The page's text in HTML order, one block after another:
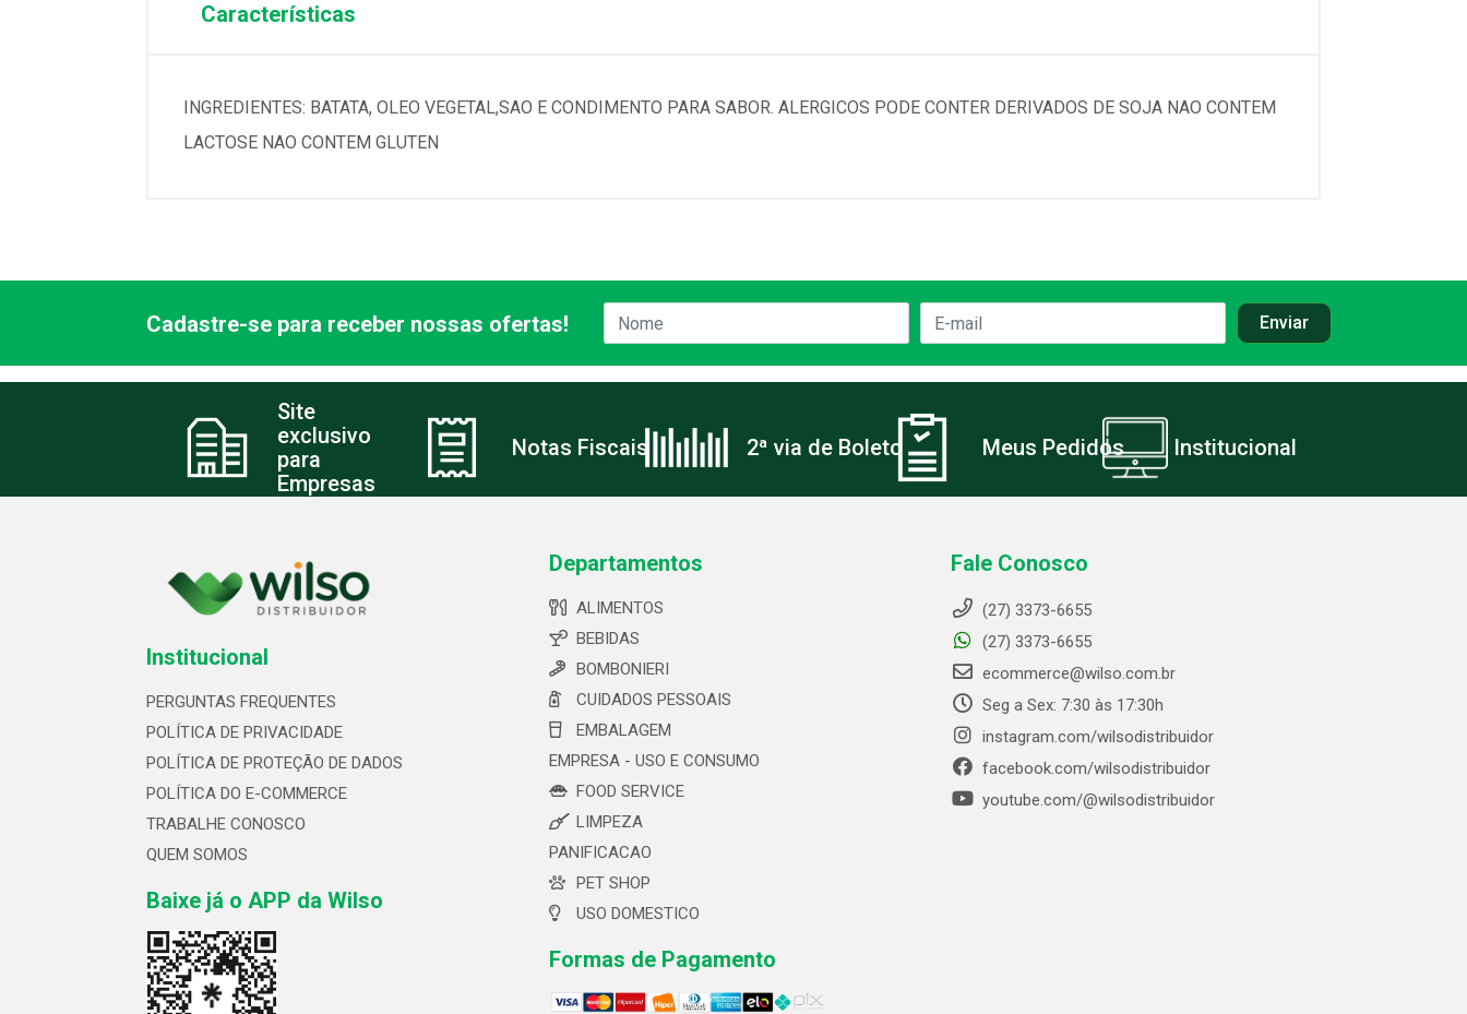
Características
INGREDIENTES: BATATA, OLEO VEGETAL,SAO E CONDIMENTO PARA SABOR. ALERGICOS PODE CONTER DERIVADOS DE SOJA NAO CONTEM
LACTOSE NAO CONTEM GLUTEN
Cadastre-se para receber nossas ofertas!
Site
exclusivo
para
Empresas
Notas Fiscais 2ª via de Boleto Meus Pedidos Institucional
Institucional
PERGUNTAS FREQUENTES
POLÍTICA DE PRIVACIDADE
POLÍTICA DE PROTEÇÃO DE DADOS
POLÍTICA DO E-COMMERCE
TRABALHE CONOSCO
QUEM SOMOS
Baixe já o APP da Wilso
Departamentos
ALIMENTOS
BEBIDAS
BOMBONIERI
CUIDADOS PESSOAIS
EMBALAGEM
EMPRESA - USO E CONSUMO
FOOD SERVICE
LIMPEZA
PANIFICACAO
PET SHOP
USO DOMESTICO
Formas de Pagamento
Fale Conosco
(27) 3373-6655
(27) 3373-6655
ecommerce@wilso.com.br
Seg a Sex: 7:30 às 17:30h
instagram.com/wilsodistribuidor
facebook.com/wilsodistribuidor
youtube.com/@wilsodistribuidor